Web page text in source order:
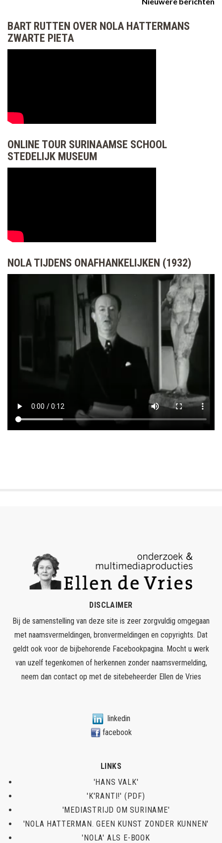
BART RUTTEN OVER NOLA HATTERMANS
ZWARTE PIETA
ONLINE TOUR SURINAAMSE SCHOOL
STEDELIJK MUSEUM
NOLA TIJDENS ONAFHANKELIJKEN (1932)
DISCLAIMER
Bij de samenstelling van deze site is zeer zorgvuldig omgegaan
met naamsvermeldingen, bronvermeldingen en copyrights. Dat
geldt ook voor de bijbehorende Facebookpagina. Mocht u werk
van uzelf tegenkomen of herkennen zonder naamsvermelding,
neem dan contact op met de sitebeheerder Ellen de Vries
linkedin
facebook
LINKS
'HANS VALK'
'K'RANTI!' (PDF)
'MEDIASTRIJD OM SURINAME'
'NOLA HATTERMAN. GEEN KUNST ZONDER KUNNEN'
'NOLA' ALS E-BOOK